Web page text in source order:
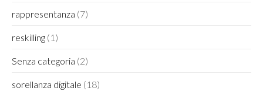
rappresentanza (7)
reskilling (1)
Senza categoria (2)
sorellanza digitale (18)